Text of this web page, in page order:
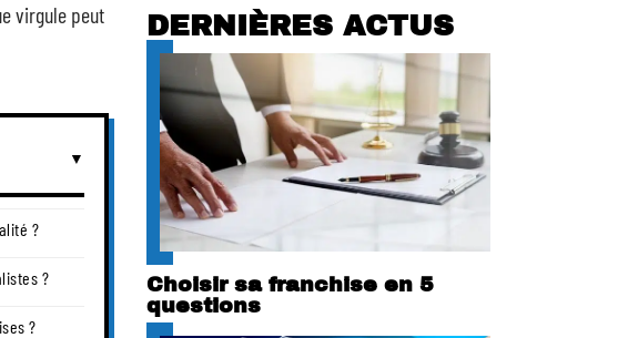
virgule peut
?
?
?
DERNIÈRES ACTUS
Choisir sa franchise en 5
questions